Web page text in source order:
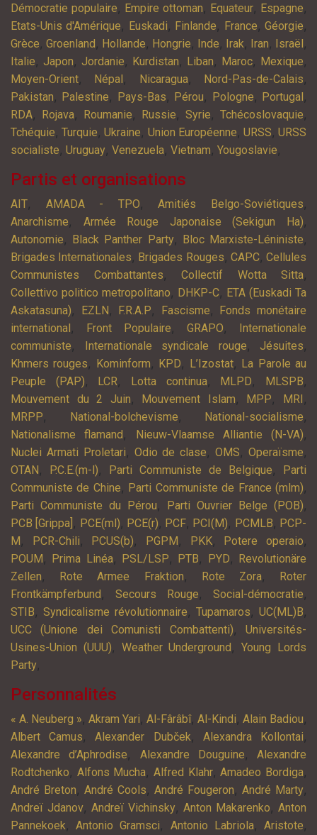
Démocratie populaire, Empire ottoman, Equateur, Espagne,
Etats-Unis d'Amérique, Euskadi, Finlande, France,Géorgie,
Grèce, Groenland , Hollande, Hongrie, Inde, Irak, Iran, Israël ,
Italie, Japon, Jordanie, Kurdistan, Liban, Maroc, Mexique,
Moyen-Orient, Népal , Nicaragua, Nord-Pas-de-Calais,
Pakistan, Palestine, Pays-Bas, Pérou, Pologne, Portugal ,
RDA, Rojava, Roumanie, Russie, Syrie, Tchécoslovaquie,
Tchéquie,Turquie,Ukraine, Union Européenne, URSS,URSS
socialiste, Uruguay, Venezuela, Vietnam, Yougoslavie,
Partis et organisations
AIT, AMADA - TPO,Amitiés Belgo-Soviétiques,
Anarchisme, Armée Rouge Japonaise (Sekigun Ha),
Autonomie, Black Panther Party, Bloc Marxiste-Léniniste,
Brigades Internationales, Brigades Rouges, CAPC,Cellules
Communistes Combattantes, Collectif Wotta Sitta,
Collettivo politico metropolitano, DHKP-C, ETA (Euskadi Ta
Askatasuna), EZLN , F.R.A.P, Fascisme,
Fonds monétaire
international , Front Populaire, GRAPO,
Internationale
communiste, Internationale syndicale rouge, Jésuites,
Khmers rouges, Kominform, KPD, L’Izostat, La Parole au
Peuple (PAP), LCR, Lotta continua, MLPD, MLSPB,
Mouvement du 2 Juin, Mouvement Islam, MPP, MRI ,
MRPP, National-bolchevisme, National-socialisme,
Nationalisme flamand , Nieuw-Vlaamse Alliantie (N-VA),
Nuclei Armati Proletari, Odio de clase,OMS,Operaïsme,
OTAN , P.C.E.(m-l), Parti Communiste de Belgique,
Parti
Communiste de Chine, Parti Communiste de France (mlm),
Parti Communiste du Pérou, Parti Ouvrier Belge (POB),
PCB [Grippa] , PCE(ml), PCE(r), PCF, PCI(M), PCMLB, PCP-
M , PCR-Chili, PCUS(b), PGPM , PKK, Potere operaio,
POUM , Prima Linéa, PSL/LSP, PTB, PYD,
Revolutionäre
Zellen, Rote Armee Fraktion, Rote Zora,
Roter
Frontkämpferbund , Secours Rouge, Social-démocratie,
STIB, Syndicalisme révolutionnaire, Tupamaros, UC(ML)B,
UCC (Unione dei Comunisti Combattenti),Universités-
Usines-Union (UUU), Weather Underground ,Young Lords
Party,
Personnalités
« A. Neuberg », Akram Yari, Al-Fârâbî, Al-Kindi, Alain Badiou,
Albert Camus,Alexander Dubček, Alexandra Kollontai,
Alexandre d’Aphrodise, Alexandre Douguine, Alexandre
Rodtchenko, Alfons Mucha,Alfred Klahr,Amadeo Bordiga,
André Breton, André Cools, André Fougeron, André Marty,
Andreï Jdanov, Andreï Vichinsky, Anton Makarenko, Anton
Pannekoek,Antonio Gramsci, Antonio Labriola,Aristote,